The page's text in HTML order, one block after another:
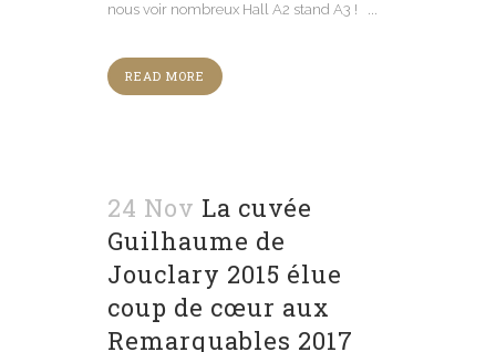
nous voir nombreux Hall A2 stand A3 ! ...
READ MORE
24 Nov La cuvée
Guilhaume de
Jouclary 2015 élue
coup de cœur aux
Remarquables 2017